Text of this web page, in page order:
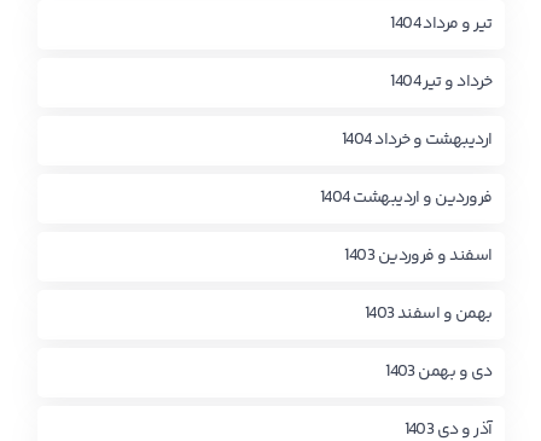
تیر و مرداد 1404
خرداد و تیر 1404
اردیبهشت و خرداد 1404
فروردین و اردیبهشت 1404
اسفند و فروردین 1403
بهمن و اسفند 1403
دی و بهمن 1403
آذر و دی 1403